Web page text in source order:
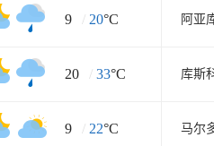
9 / 20°C 阿亚
20 / 33°C 库斯
9 / 22°C 马尔